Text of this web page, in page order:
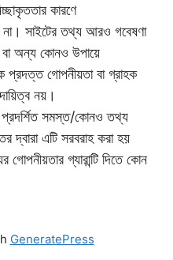
কারণে
সাইটের তথ্য আরও গবেষণা
বা অন্য কোনও উপায়ে
প্রদত্ত গোপনীয়তা বা গ্রাহক
নয়।
সমস্ত/কোনও তথ্য
দ্বারা এটি সরবরাহ করা হয়
গ্যারান্টি দিতে কোন
GeneratePress